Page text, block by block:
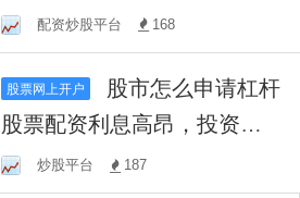
大的账户在离岸金融市场运
用腾信配资网
配资炒股平台 168
股票网上开户
股票配资利息高昂，投资者
需谨慎炒股平台 187